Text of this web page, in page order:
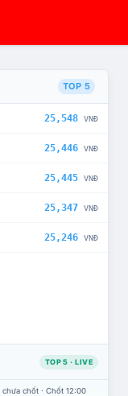
TOP 5
25,548 VNĐ
25,446 VNĐ
25,445 VNĐ
25,347 VNĐ
25,246 VNĐ
TOP 5 · LIVE
chốt · Chốt 12:00